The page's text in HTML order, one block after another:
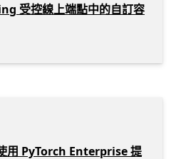
受控線上端點中的自訂容
用 PyTorch Enterprise 提